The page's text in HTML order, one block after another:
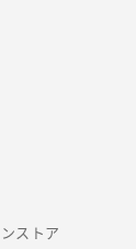
ストア